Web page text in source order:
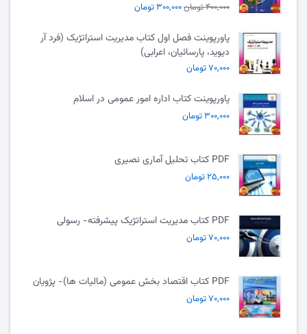
۴۰۰,۰۰۰ تومان ۳۰۰,۰۰۰ تومان
پاورپوینت فصل اول کتاب مدیریت استراتژیک (فرد آر
دیوید، پارسائیان، اعرابی)
۷۰,۰۰۰ تومان
پاورپوینت کتاب اداره امور عمومی در اسلام
۳۰۰,۰۰۰ تومان
PDF کتاب تحلیل آماری نصیری
۲۵,۰۰۰ تومان
PDF کتاب مدیریت استراتژیک پیشرفته- رسولی
۷۰,۰۰۰ تومان
PDF کتاب اقتصاد بخش عمومی (مالیات ها)- پژویان
۷۰,۰۰۰ تومان